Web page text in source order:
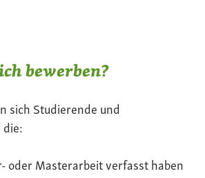
bewerben?
sich Studierende und
oder Masterarbeit verfasst haben